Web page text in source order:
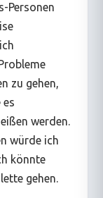
Personen
zu gehen,
es
werden.
würde ich
könnte
gehen.